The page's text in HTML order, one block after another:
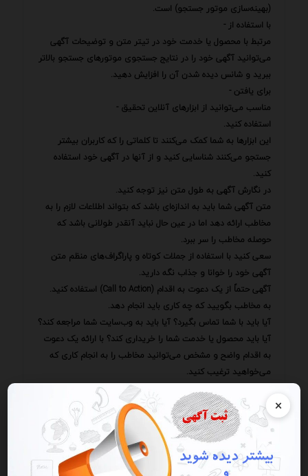
×
(بهینه‌سازی موتور جستجو) است.
با استفاده از -
مرتبط با محصول یا خدمت خود در تیتر متن و توضیحات آگهی
می‌توانید آگهی خود را در نتایج جستجوی موتورهای جستجو بالاتر
ببرید و شانس دیده شدن آن را افزایش دهید.
برای یافتن -
مناسب می‌توانید از ابزارهای آنلاین تحقیق -
استفاده کنید.
این ابزارها به شما کمک می‌کنند تا کلماتی را که کاربران بیشتر
جستجو می‌کنند شناسایی کنید و از آنها در آگهی خود استفاده
کنید.
در نگارش آگهی به طول متن نیز توجه کنید.
متن آگهی شما باید به اندازه‌ای باشد که بتواند اطلاعات لازم را به
مخاطب ارائه دهد اما در عین حال نباید آنقدر طولانی باشد که
حوصله مخاطب را سر ببرد.
سعی کنید با استفاده از جملات کوتاه و پاراگراف‌های منظم متن
آگهی خود را خوانا و جذاب نگه دارید.
آگهی حتماً از یک دعوت به اقدام (Call to Action) استفاده کنید.
به مخاطب بگویید که چه کاری باید انجام دهد.
آیا باید با شما تماس بگیرد؟ آیا باید به وب‌سایت شما مراجعه کند؟
آیا باید محصول یا خدمت شما را خریداری کند؟ با ارائه یک دعوت
به اقدام واضح و مشخص می‌توانید مخاطب را به انجام کاری که
می‌خواهید ترغیب کنید.
به عنوان مثال می‌توانید از عباراتی مانند "همین حالا تماس بگیرید"
"از وب‌سایت ما بازدید کنید" "همین ثبت‌نام کنید" یا "این فرصت را
از دست ندهید" استفاده کنید.
پس از انتشار آگهی به طور مرتب آن را بررسی و ارزیابی کنید.
ببینید چه تعداد بازدیدکننده داشته است؟ چه تعداد نفر با شما
تماس گرفته‌اند؟ چه تعداد نفر محصول یا خدمت شما را خریداری